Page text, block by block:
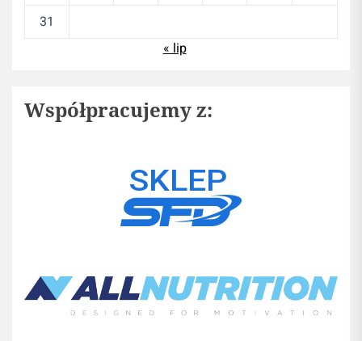
31
« lip
Współpracujemy z: